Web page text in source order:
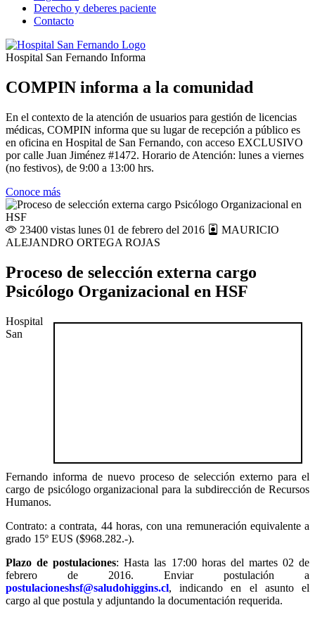
Derecho y deberes paciente
Contacto
Hospital San Fernando Informa
COMPIN informa a la comunidad
En el contexto de la atención de usuarios para gestión de licencias
médicas, COMPIN informa que su lugar de recepción a público es
en oficina en Hospital de San Fernando, con acceso EXCLUSIVO
por calle Juan Jiménez #1472. Horario de Atención: lunes a viernes
(no festivos), de 9:00 a 13:00 hrs.
Conoce más
23400 vistas lunes 01 de febrero del 2016
MAURICIO
ALEJANDRO ORTEGA ROJAS
Proceso de selección externa cargo
Psicólogo Organizacional en HSF
Hospital
San
Fernando informa de nuevo proceso de selección externo para el
cargo de psicólogo organizacional para la subdirección de Recursos
Humanos.
Contrato: a contrata, 44 horas, con una remuneración equivalente a
grado 15º EUS ($968.282.-).
Plazo de postulaciones: Hasta las 17:00 horas del martes 02 de
febrero de 2016. Enviar postulación a
postulacioneshsf@saludohiggins.cl, indicando en el asunto el
cargo al que postula y adjuntando la documentación requerida.